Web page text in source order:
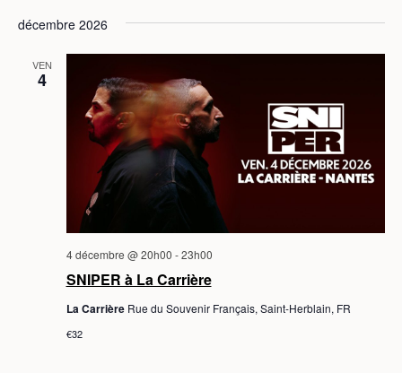
é
décembre 2026
VEN
4
SNIPER à La Carrière
4 décembre @ 20h00 -23h00
La Carrière Rue du Souvenir Français, Saint-Herblain, FR
€32